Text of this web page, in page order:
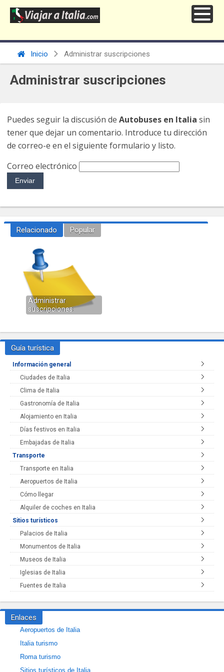
Inicio Administrar suscripciones
Administrar suscripciones
Puedes seguir la discusión de Autobuses en Italia sin
tener que dejar un comentario. Introduce tu dirección
de correo-e en el siguiente formulario y listo.
Correo electrónico
Relacionado Popular
Administrar
suscripciones
Guía turística
Información general
Ciudades de Italia
Clima de Italia
Gastronomía de Italia
Alojamiento en Italia
Días festivos en Italia
Embajadas de Italia
Transporte
Transporte en Italia
Aeropuertos de Italia
Cómo llegar
Alquiler de coches en Italia
Sitios turísticos
Palacios de Italia
Monumentos de Italia
Museos de Italia
Iglesias de Italia
Fuentes de Italia
Enlaces
Aeropuertos de Italia
Italia turismo
Roma turismo
Sitios turísticos de Italia